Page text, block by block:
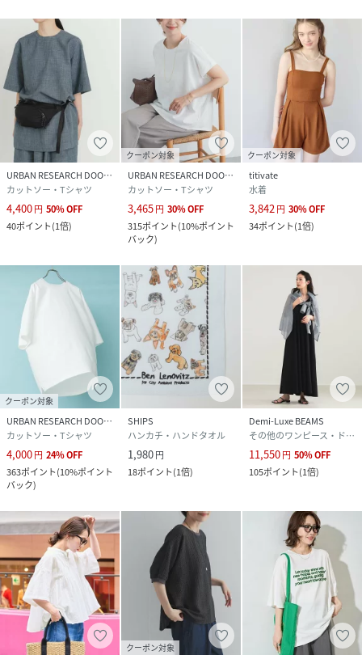
URBAN RESEARCH DOORS
カットソー・Tシャツ
4,400円 50%OFF
40ポイント(1倍)
クーポン対象
URBAN RESEARCH DOORS
カットソー・Tシャツ
3,465円 30%OFF
315ポイント(10%ポイント
バック)
クーポン対象
titivate
水着
3,842 円 30%OFF
34ポイント(1倍)
クーポン対象
URBAN RESEARCH DOORS
カットソー・Tシャツ
4,000円 24%OFF
363ポイント(10%ポイント
バック)
SHIPS
ハンカチ・ハンドタオル
1,980円
18ポイント(1倍)
Demi-Luxe BEAMS
その他のワンピース・ドレス
11,550円 50%OFF
105ポイント(1倍)
クーポン対象